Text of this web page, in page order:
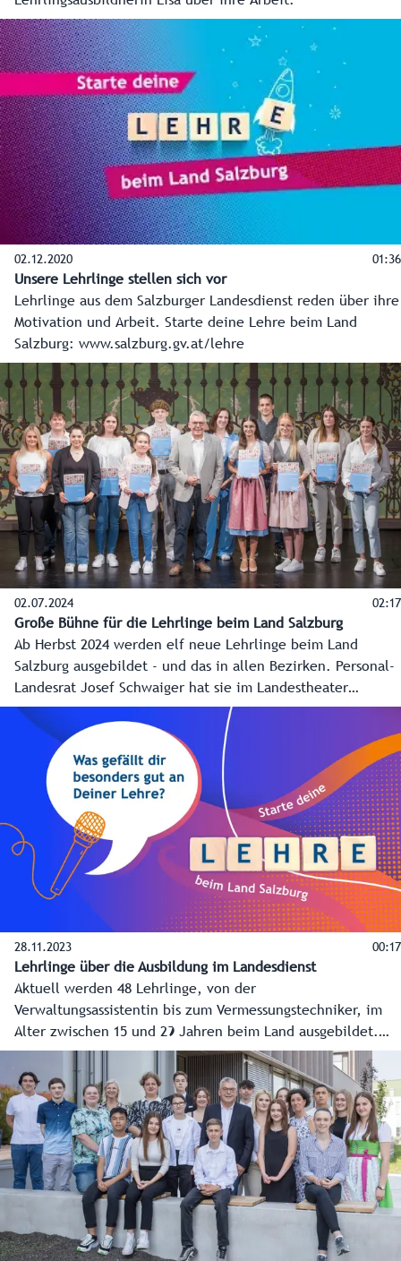
02.12.2020 01:36
Unsere Lehrlinge stellen sich vor
Lehrlinge aus dem Salzburger Landesdienst reden über ihre
Motivation und Arbeit. Starte deine Lehre beim Land
Salzburg: www.salzburg.gv.at/lehre
02.07.2024 02:17
Große Bühne für die Lehrlinge beim Land Salzburg
Ab Herbst 2024 werden elf neue Lehrlinge beim Land
Salzburg ausgebildet - und das in allen Bezirken. Personal-
Landesrat Josef Schwaiger hat sie im Landestheater
persönlich zur Vertragsunterzeichnung begrüßt - eine
große Bühne, um die neuen Fachkräfte ins Rampenlicht zu
stellen. Dazu gab es auch eine Führung hinter den
Kulissen.
28.11.2023 00:17
Lehrlinge über die Ausbildung im Landesdienst
Aktuell werden 48 Lehrlinge, von der
Verwaltungsassistentin bis zum Vermessungstechniker, im
Alter zwischen 15 und 29 Jahren beim Land ausgebildet.
Alles über die Lehre beim Land Salzburg finden
Interessierte unter www.salzburg.gv.at/lehre.